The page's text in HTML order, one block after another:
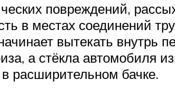
повреждений,
в местах соединений
вытекать внутрь
а стёкла автомобиля
расширительном бачке.